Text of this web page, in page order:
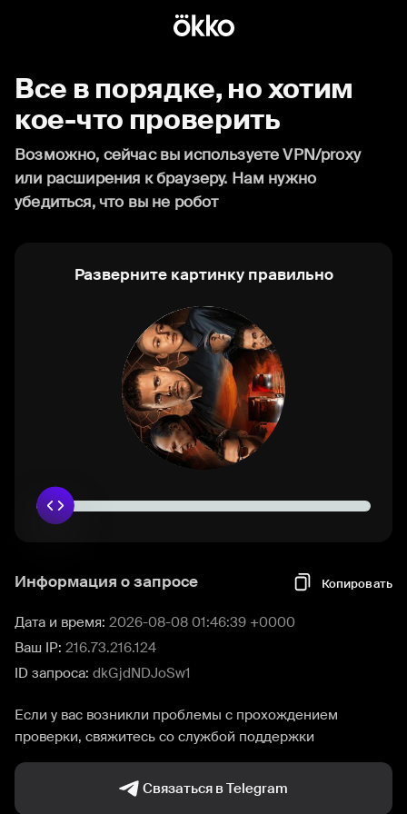
Все в порядке, но хотим
кое-что проверить
Возможно, сейчас вы используете VPN/proxy
или расширения к браузеру. Нам нужно
убедиться, что вы не робот
Разверните картинку правильно
Информация о запросе Копировать
Дата и время: 2026-08-08 01:46:39 +0000
Ваш IP: 216.73.216.124
ID запроса: dkGjdNDJoSw1
Если у вас возникли проблемы с прохождением
проверки, свяжитесь со службой поддержки
Связаться в Telegram